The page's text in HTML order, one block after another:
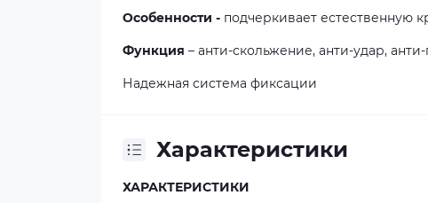
Особенности - подчеркивает естественную
Функция – анти-скольжение, анти-удар,
Надежная система фиксации
Характеристики
ХАРАКТЕРИСТИКИ